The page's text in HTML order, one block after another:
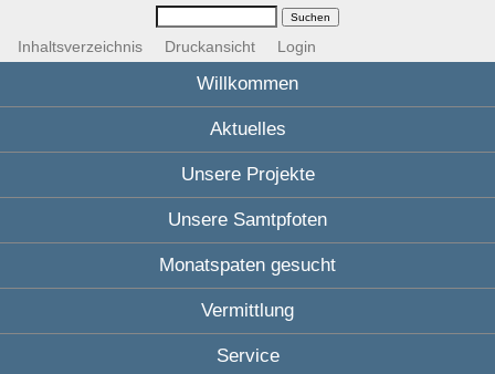
Inhaltsverzeichnis Druckansicht Login
Willkommen
Aktuelles
Unsere Projekte
Unsere Samtpfoten
Monatspaten gesucht
Vermittlung
Service